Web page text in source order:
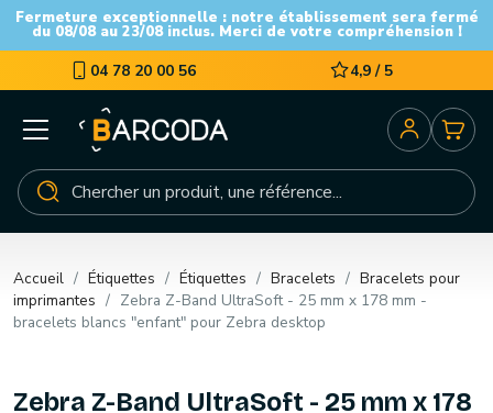
Fermeture exceptionnelle : notre établissement sera fermé
du 08/08 au 23/08 inclus. Merci de votre compréhension !
04 78 20 00 56 4,9 / 5
Accueil Étiquettes Étiquettes Bracelets
Bracelets pour
imprimantes
Zebra Z-Band UltraSoft - 25 mm x 178 mm -
bracelets blancs "enfant" pour Zebra desktop
Zebra Z-Band UltraSoft - 25 mm x 178